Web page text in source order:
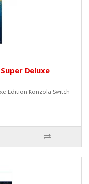
Deluxe
Edition Konzola Switch